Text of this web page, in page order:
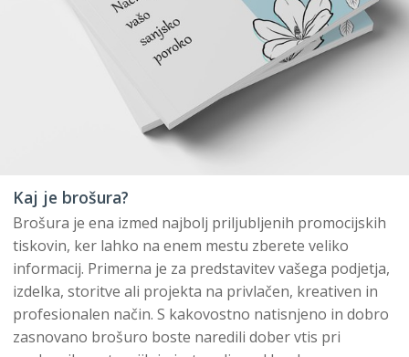
Kaj je brošura?
Brošura je ena izmed najbolj priljubljenih promocijskih
tiskovin, ker lahko na enem mestu zberete veliko
informacij. Primerna je za predstavitev vašega podjetja,
izdelka, storitve ali projekta na privlačen, kreativen in
profesionalen način. S kakovostno natisnjeno in dobro
zasnovano brošuro boste naredili dober vtis pri